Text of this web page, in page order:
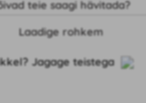
teie saagi hävitada?
Laadige rohkem
Jagage teistega